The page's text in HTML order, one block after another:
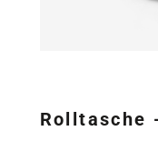
Rolltasche